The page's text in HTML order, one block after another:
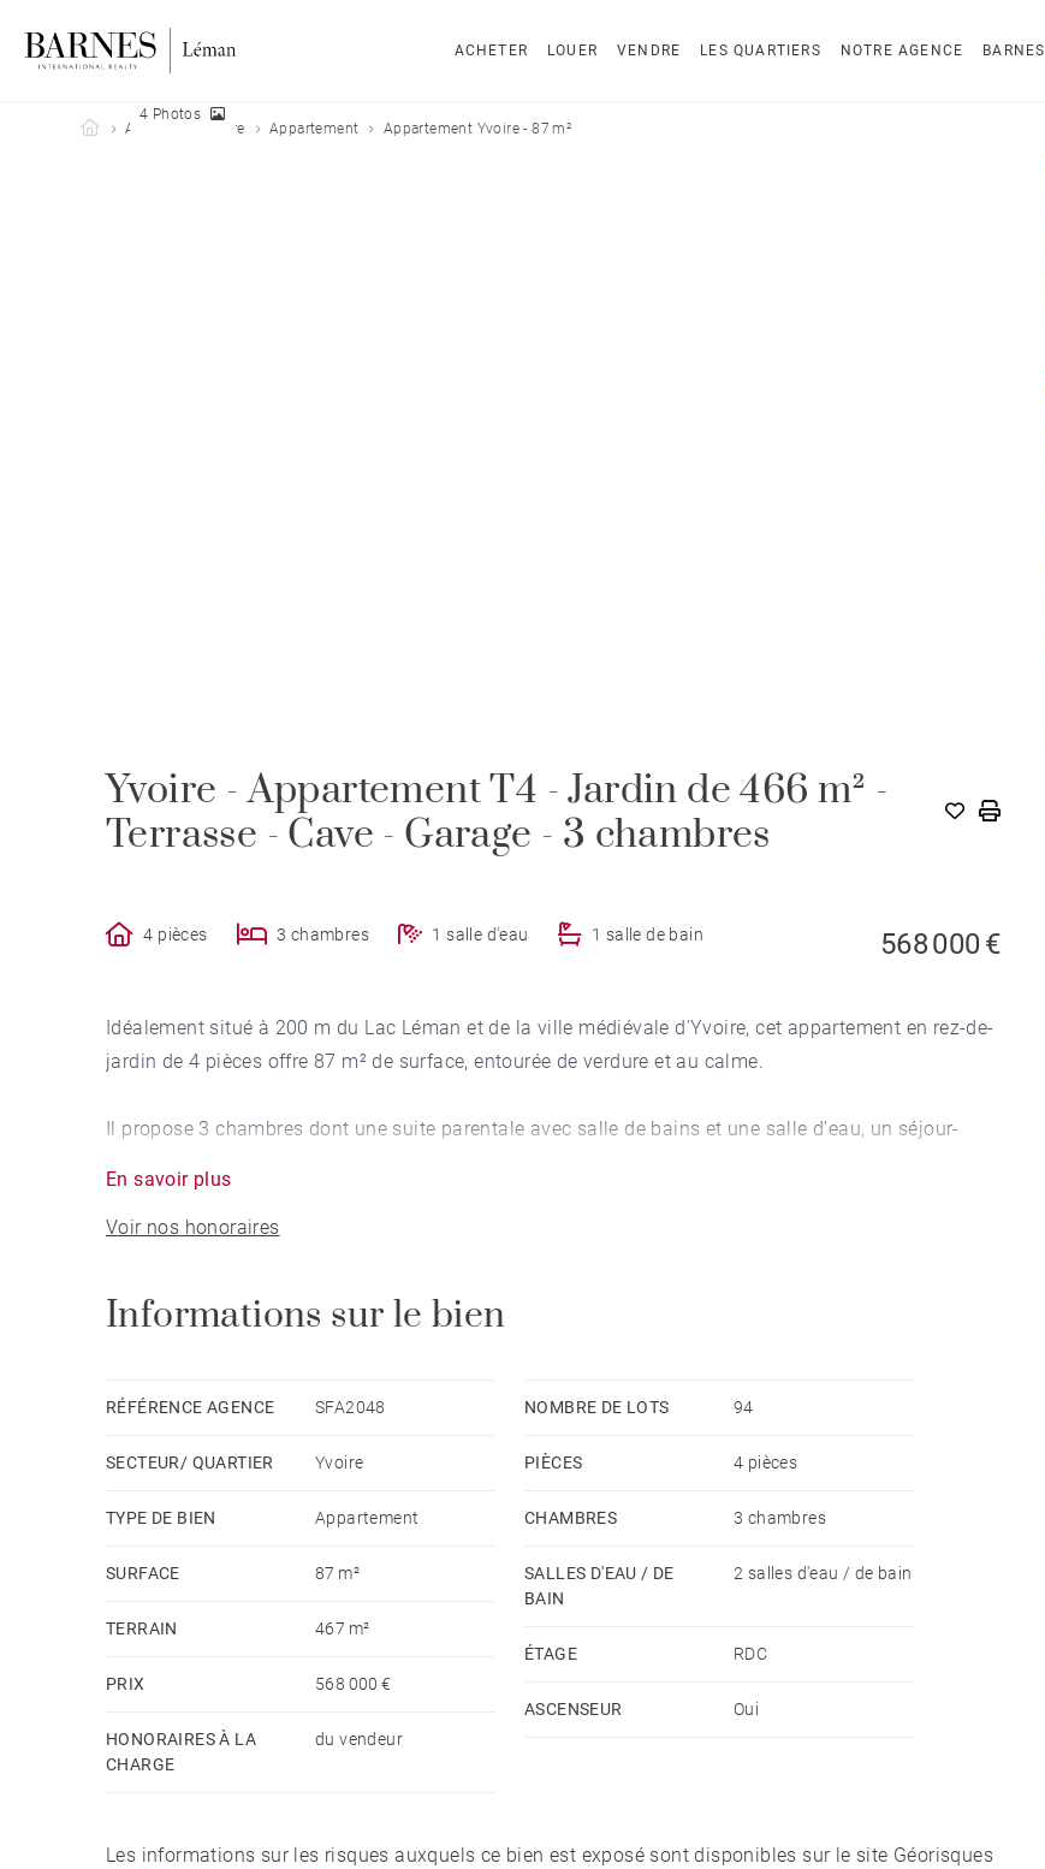
ACHETER LOUER VENDRE LES QUARTIERS NOTRE AGENCE BARNES
Barnes Leman
Acheter Yvoire Appartement Appartement Yvoire - 87 m²
4 Photos
Yvoire - Appartement T4 - Jardin de 466 m² -
Terrasse - Cave - Garage - 3 chambres
4 pièces 3 chambres 1 salle d'eau 1 salle de bain 568 000 €
Idéalement situé à 200 m du Lac Léman et de la ville médiévale d'Yvoire, cet appartement en rez-de-
jardin de 4 pièces offre 87 m² de surface, entourée de verdure et au calme.
Il propose 3 chambres dont une suite parentale avec salle de bains et une salle d'eau, un séjour-
Le prix comprend une cave et un garage fermé. Possibilité d'acquérir un garage en sus.
Parking visiteurs en extérieur.
En savoir plus
Voir nos honoraires
Informations sur le bien
RÉFÉRENCE AGENCE SFA2048
SECTEUR/ QUARTIER Yvoire
TYPE DE BIEN Appartement
SURFACE 87 m²
TERRAIN 467 m²
PRIX 568 000 €
HONORAIRES À LA
CHARGE
du vendeur
NOMBRE DE LOTS 94
PIÈCES 4 pièces
CHAMBRES 3 chambres
SALLES D'EAU / DE
BAIN
2 salles d'eau / de bain
ÉTAGE RDC
ASCENSEUR Oui
Les informations sur les risques auxquels ce bien est exposé sont disponibles sur le site Géorisques